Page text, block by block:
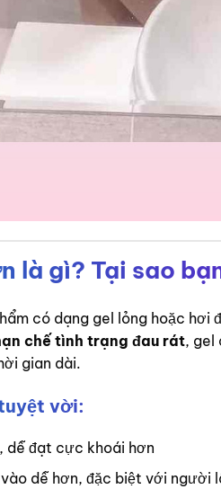
là gì? Tại sao
có dạng gel lỏng hoặc hơi
chế tình trạng đau rát, gel
gian dài.
vời:
dễ đạt cực khoái hơn
dễ hơn, đặc biệt với người